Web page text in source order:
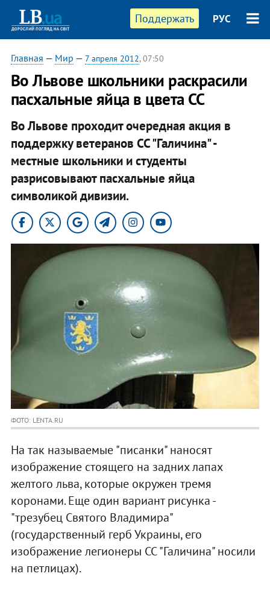
Поддержать РУС
Главная — Мир — 7 апреля 2012, 07:50
Во Львове школьники раскрасили
пасхальные яйца в цвета СС
Во Львове проходит очередная акция в
поддержку ветеранов СС "Галичина" -
местные школьники и студенты
разрисовывают пасхальные яйца
символикой дивизии.
ФОТО: LENTA.RU
На так называемые "писанки" наносят
изображение стоящего на задних лапах
желтого льва, которые окружен тремя
коронами. Еще один вариант рисунка -
"трезубец Святого Владимира"
(государственный герб Украины, его
изображение легионеры СС "Галичина" носили
на петлицах).